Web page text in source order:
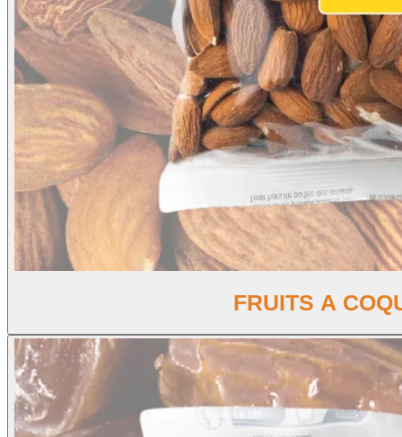
FRUITS A